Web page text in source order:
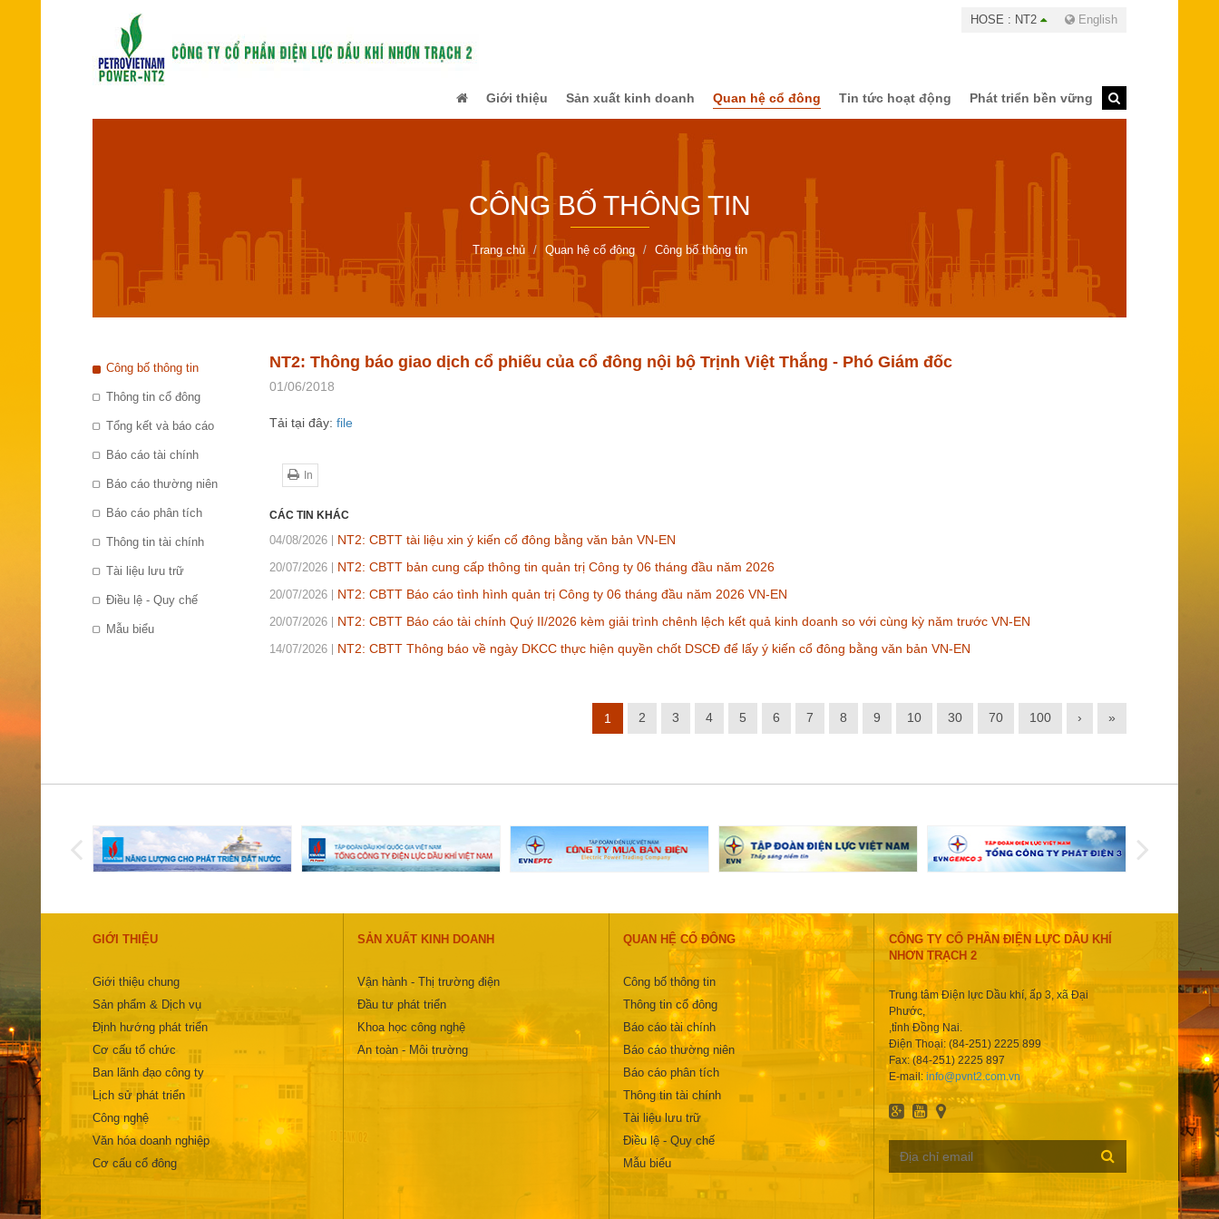
HOSE : NT2 English
Giới thiệu Sản xuất kinh doanh Quan hệ cổ đông Tin tức hoạt động Phát triển bền vững
CÔNG BỐ THÔNG TIN
Trang chủ Quan hệ cổ đông Công bố thông tin
Công bố thông tin
Thông tin cổ đông
Tổng kết và báo cáo
Báo cáo tài chính
Báo cáo thường niên
Báo cáo phân tích
Thông tin tài chính
Tài liệu lưu trữ
Điều lệ - Quy chế
Mẫu biểu
NT2: Thông báo giao dịch cổ phiếu của cổ đông nội bộ Trịnh Việt Thắng - Phó Giám đốc
01/06/2018
Tải tại đây: file
In
CÁC TIN KHÁC
04/08/2026 NT2: CBTT tài liệu xin ý kiến cổ đông bằng văn bản VN-EN
20/07/2026 NT2: CBTT bản cung cấp thông tin quản trị Công ty 06 tháng đầu năm 2026
20/07/2026 NT2: CBTT Báo cáo tình hình quản trị Công ty 06 tháng đầu năm 2026 VN-EN
20/07/2026 NT2: CBTT Báo cáo tài chính Quý II/2026 kèm giải trình chênh lệch kết quả kinh doanh so với cùng kỳ năm trước VN-EN
14/07/2026 NT2: CBTT Thông báo về ngày DKCC thực hiện quyền chốt DSCĐ để lấy ý kiến cổ đông bằng văn bản VN-EN
1 2 3 4 5 6 7 8 9 10 30 70 100 › »
GIỚI THIỆU
Giới thiệu chung
Sản phẩm & Dịch vụ
Định hướng phát triển
Cơ cấu tổ chức
Ban lãnh đạo công ty
Lịch sử phát triển
Công nghệ
Văn hóa doanh nghiệp
Cơ cấu cổ đông
SẢN XUẤT KINH DOANH
Vận hành - Thị trường điện
Đầu tư phát triển
Khoa học công nghệ
An toàn - Môi trường
QUAN HỆ CỔ ĐÔNG
Công bố thông tin
Thông tin cổ đông
Báo cáo tài chính
Báo cáo thường niên
Báo cáo phân tích
Thông tin tài chính
Tài liệu lưu trữ
Điều lệ - Quy chế
Mẫu biểu
CÔNG TY CỔ PHẦN ĐIỆN LỰC DẦU KHÍ
NHƠN TRẠCH 2
Trung tâm Điện lực Dầu khí, ấp 3, xã Đại
Phước,
,tỉnh Đồng Nai.
Điện Thoại: (84-251) 2225 899
Fax: (84-251) 2225 897
E-mail: info@pvnt2.com.vn